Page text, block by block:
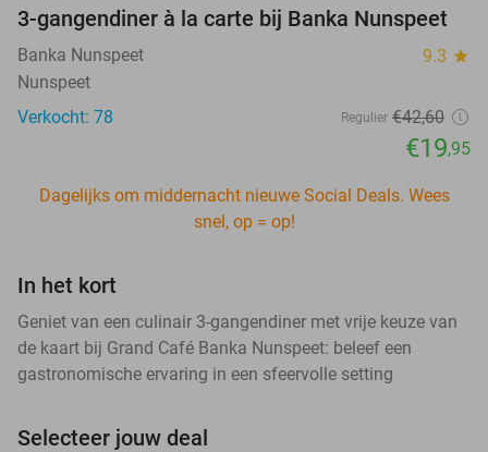
3-gangendiner à la carte bij Banka Nunspeet
Banka Nunspeet 9.3 star
Nunspeet
Verkocht: 78
Regulier €42,60
€19,95
Dagelijks om middernacht nieuwe Social Deals. Wees
snel, op = op!
In het kort
Geniet van een culinair 3-gangendiner met vrije keuze van
de kaart bij Grand Café Banka Nunspeet: beleef een
gastronomische ervaring in een sfeervolle setting
Selecteer jouw deal